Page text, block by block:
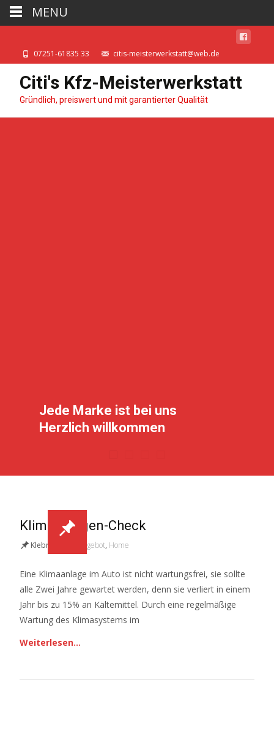
07251-61835 33 citis-meisterwerkstatt@web.de
Citi's Kfz-Meisterwerkstatt
Gründlich, preiswert und mit garantierter Qualität
Jede Marke ist bei uns
Herzlich willkommen
Klimaanlagen-Check
Klebrig Angebot, Home
Eine Klimaanlage im Auto ist nicht wartungsfrei, sie sollte
alle Zwei Jahre gewartet werden, denn sie verliert in einem
Jahr bis zu 15% an Kältemittel. Durch eine regelmäßige
Wartung des Klimasystems im
Weiterlesen…
MENU